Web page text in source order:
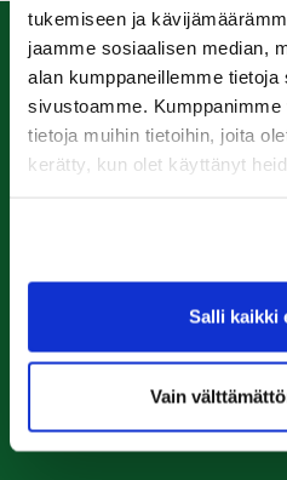
tukemiseen ja
jaamme sosiaalisen median,
alan kumppaneillemme
sivustoamme.
tietoja muihin tietoihin, joita
kerätty, kun olet käyttänyt
Salli kaikki
Vain
Ala-
26510
Laajemmat
Seuraa